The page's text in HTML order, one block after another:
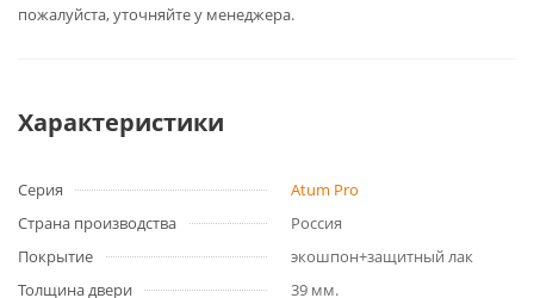
пожалуйста, уточняйте у менеджера.
Характеристики
Серия
Atum Pro
Страна производства
Россия
Покрытие
экошпон+защитный лак
Толщина двери
39 мм.